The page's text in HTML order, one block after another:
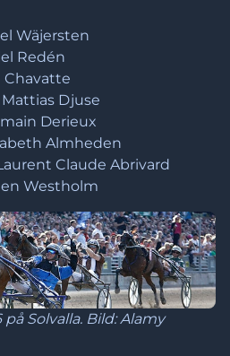
Wäjersten
Redén
Chavatte
Mattias Djuse
Derieux
Almheden
Claude Abrivard
Westholm
Solvalla. Bild: Alamy